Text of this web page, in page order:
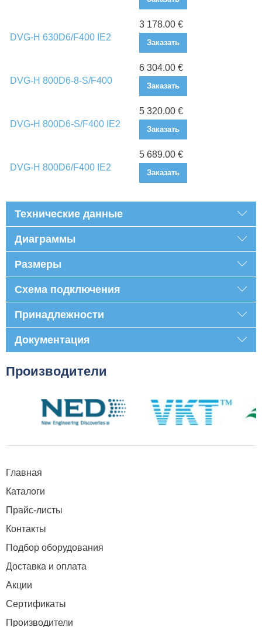
DVG-H 630D6/F400 IE2
3 178.00 €
Заказать
DVG-H 800D6-8-S/F400
6 304.00 €
Заказать
DVG-H 800D6-S/F400 IE2
5 320.00 €
Заказать
DVG-H 800D6/F400 IE2
5 689.00 €
Заказать
Технические данные
Диаграммы
Размеры
Схема подключения
Принадлежности
Документация
Производители
Главная
Каталоги
Прайс-листы
Контакты
Подбор оборудования
Доставка и оплата
Акции
Сертификаты
Производители